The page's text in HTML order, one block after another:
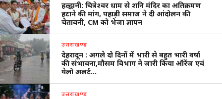
हल्द्वानी: चित्रेश्वर धाम से शनि मंदिर का अतिक्रमण
हटाने की मांग, पहाड़ी समाज ने दी आंदोलन की
चेतावनी, CM को भेजा ज्ञापन
उत्तराखण्ड
देहरादून : अगले दो दिनों में भारी से बहुत भारी वर्षा
की संभावना,मौसम विभाग ने जारी किया ऑरेंज एवं
येलो अलर्ट…
उत्तराखण्ड